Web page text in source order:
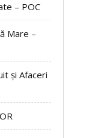
– POC
Mare –
și Afaceri